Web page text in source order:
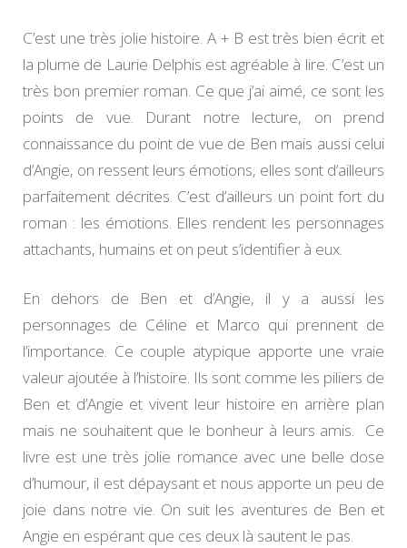
C’est une très jolie histoire. A + B est très bien écrit et
la plume de Laurie Delphis est agréable à lire. C’est un
très bon premier roman. Ce que j’ai aimé, ce sont les
points de vue. Durant notre lecture, on prend
connaissance du point de vue de Ben mais aussi celui
d’Angie, on ressent leurs émotions, elles sont d’ailleurs
parfaitement décrites. C’est d’ailleurs un point fort du
roman : les émotions. Elles rendent les personnages
attachants, humains et on peut s’identifier à eux.
En dehors de Ben et d’Angie, il y a aussi les
personnages de Céline et Marco qui prennent de
l’importance. Ce couple atypique apporte une vraie
valeur ajoutée à l’histoire. Ils sont comme les piliers de
Ben et d’Angie et vivent leur histoire en arrière plan
mais ne souhaitent que le bonheur à leurs amis. Ce
livre est une très jolie romance avec une belle dose
d’humour, il est dépaysant et nous apporte un peu de
joie dans notre vie. On suit les aventures de Ben et
Angie en espérant que ces deux là sautent le pas.